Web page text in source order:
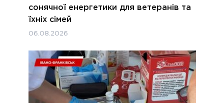
сонячної енергетики для ветеранів та
їхніх сімей
06.08.2026